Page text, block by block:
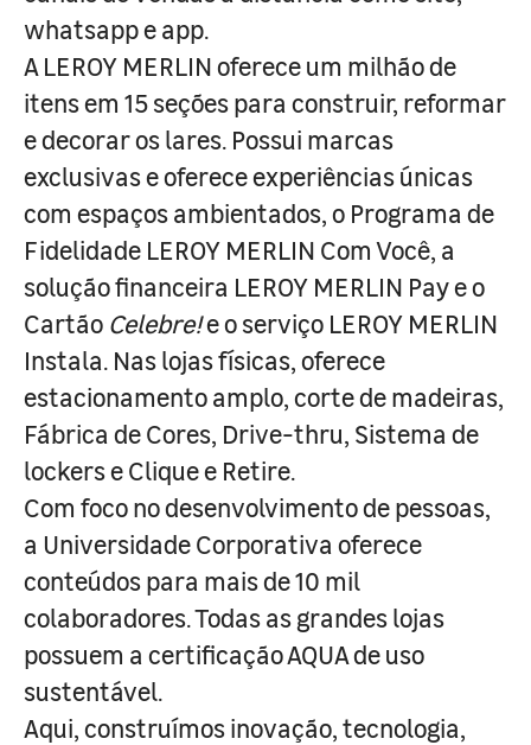
whatsapp e app.
A LEROY MERLIN oferece um milhão de
itens em 15 seções para construir, reformar
e decorar os lares. Possui marcas
exclusivas e oferece experiências únicas
com espaços ambientados, o Programa de
Fidelidade LEROY MERLIN Com Você, a
solução financeira LEROY MERLIN Pay e o
Cartão Celebre!e o serviço LEROY MERLIN
Instala. Nas lojas físicas, oferece
estacionamento amplo, corte de madeiras,
Fábrica de Cores, Drive-thru, Sistema de
lockers e Clique e Retire.
Com foco no desenvolvimento de pessoas,
a Universidade Corporativa oferece
conteúdos para mais de 10 mil
colaboradores. Todas as grandes lojas
possuem a certificação AQUA de uso
sustentável.
Aqui, construímos inovação, tecnologia,